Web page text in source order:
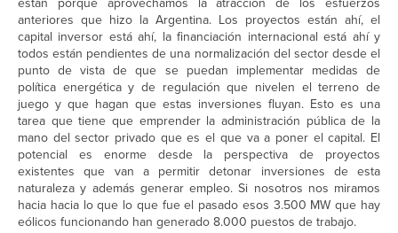
anteriores que hizo la Argentina. Los proyectos están ahí, el
capital inversor está ahí, la financiación internacional está ahí y
todos están pendientes de una normalización del sector desde el
punto de vista de que se puedan implementar medidas de
política energética y de regulación que nivelen el terreno de
juego y que hagan que estas inversiones fluyan. Esto es una
tarea que tiene que emprender la administración pública de la
mano del sector privado que es el que va a poner el capital. El
potencial es enorme desde la perspectiva de proyectos
existentes que van a permitir detonar inversiones de esta
naturaleza y además generar empleo. Si nosotros nos miramos
hacia hacia lo que lo que fue el pasado esos 3.500 MW que hay
eólicos funcionando han generado 8.000 puestos de trabajo.